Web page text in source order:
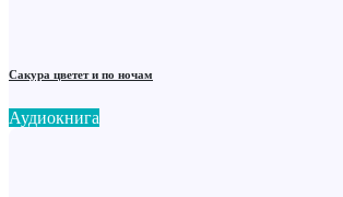
Сакура цветет и по ночам
Аудиокнига